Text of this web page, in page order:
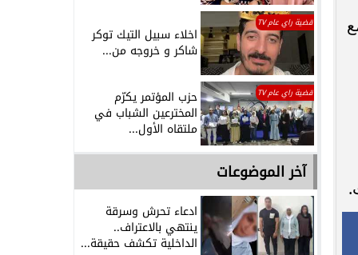
قضية راي عام TV
اخلاء سبيل التيك توكر
شاكر و خروجه من...
قضية راي عام TV حزب المؤتمر يكرّم
المخترعين الشباب في
ملتقاه الأول...
آخر الموضوعات
ادعاء تحرش وسرقة
ينتهي بالاعتراف..
الداخلية تكشف حقيقة...